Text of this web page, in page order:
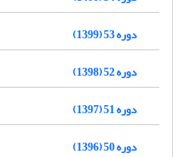
دوره 53 (1399)
دوره 52 (1398)
دوره 51 (1397)
دوره 50 (1396)